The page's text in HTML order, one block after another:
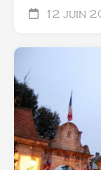
12 juin